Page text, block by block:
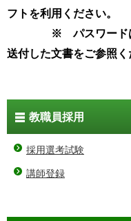
フトを利用ください。
※ パスワードは、
送付した文書をご参照く
教職員採用
採用選考試験
講師登録